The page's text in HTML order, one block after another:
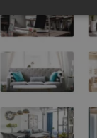
ITALIAN